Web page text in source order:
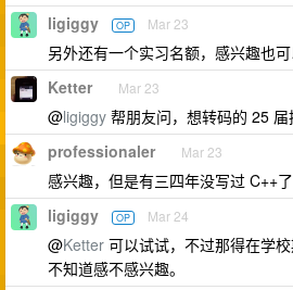
ligiggy OP Mar 23
另外还有一个实习名额，感兴趣也
Ketter Mar 23
@ligiggy 帮朋友问，想转码的 25 届
professionaler Mar 23
感兴趣，但是有三四年没写过 C++
ligiggy OP Mar 24
@Ketter 可以试试，不过那得在学
不知道感不感兴趣。